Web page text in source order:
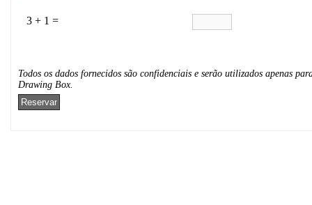
3 + 1 =
Todos os dados fornecidos são confidenciais e serão utilizados apenas
Drawing Box.